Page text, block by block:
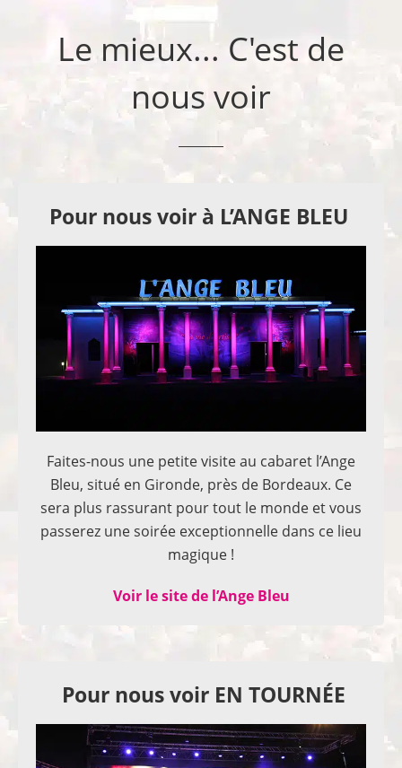
Le mieux... C'est de
nous voir
Pour nous voir à L’ANGE BLEU
Faites-nous une petite visite au cabaret l’Ange
Bleu, situé en Gironde, près de Bordeaux. Ce
sera plus rassurant pour tout le monde et vous
passerez une soirée exceptionnelle dans ce lieu
magique !
Voir le site de l’Ange Bleu
Pour nous voir EN TOURNÉE